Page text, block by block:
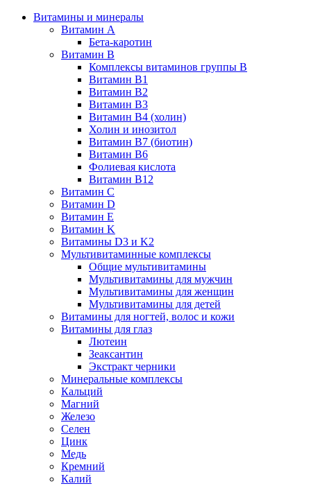
Витамины и минералы
Витамин A
Бета-каротин
Витамин B
Комплексы витаминов группы B
Витамин B1
Витамин B2
Витамин B3
Витамин B4 (холин)
Холин и инозитол
Витамин B7 (биотин)
Витамин B6
Фолиевая кислота
Витамин B12
Витамин C
Витамин D
Витамин E
Витамин K
Витамины D3 и K2
Мультивитаминные комплексы
Общие мультивитамины
Мультивитамины для мужчин
Мультивитамины для женщин
Мультивитамины для детей
Витамины для ногтей, волос и кожи
Витамины для глаз
Лютеин
Зеаксантин
Экстракт черники
Минеральные комплексы
Кальций
Магний
Железо
Селен
Цинк
Медь
Кремний
Калий